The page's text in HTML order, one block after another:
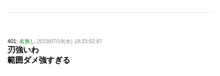
401: 名無し 2023/07/19(水) 18:23:52.87
刃強いわ
範囲ダメ強すぎる